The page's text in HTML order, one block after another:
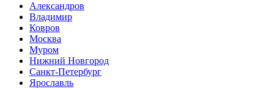
Александров
Владимир
Ковров
Москва
Муром
Нижний Новгород
Санкт-Петербург
Ярославль